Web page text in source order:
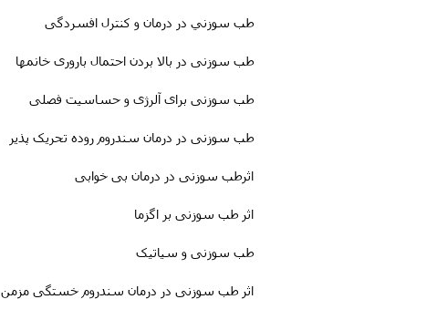
طب سوزني در درمان و کنترل افسردگی
طب سوزنى در بالا بردن احتمال باروری خانمها
طب سوزنی برای آلرژی و حساسیت فصلی
طب سوزنى در درمان سندروم روده تحریک پذیر
اثرطب سوزنى در درمانبی خوابی
اثر طب سوزنی بر اگزما
طب سوزنی و سیاتیک
اثر طب سوزنی در درمان سندروم خستگی مزمن